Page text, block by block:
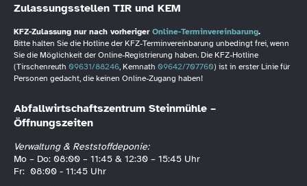
Zulassungsstellen TIR und KEM
KFZ-Zulassung nur nach vorheriger Online-Terminvereinbarung.
Bitte halten Sie die Hotline der KFZ-Terminvereinbarung unbedingt frei, wenn
Sie die Möglichkeit der Online-Registrierung haben. Die KFZ-Hotline
(Tirschenreuth 09631/88246, Kemnath 09642/707760) ist in erster Linie für
Personen gedacht, die keinen Online-Zugang haben!
Abfallwirtschaftszentrum Steinmühle –
Öffnungszeiten
Verwaltung & Reststoffdeponie:
Mo – Do: 08:00 – 11:45 & 12:30 – 15:45 Uhr
Fr: 08:00 - 11:45 Uhr